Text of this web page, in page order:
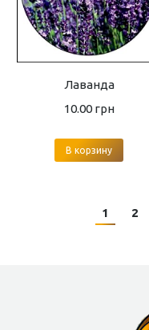
Лаванда
10.00 грн
В корзину
1 2